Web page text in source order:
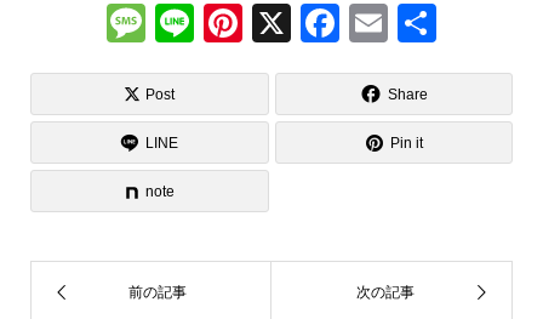
M
e
ss
a
g
e
Li
n
Pi
nt
st
X
F
a
c
e
b
o
k
E
m
ail
有
Post Share
LINE Pin it
note